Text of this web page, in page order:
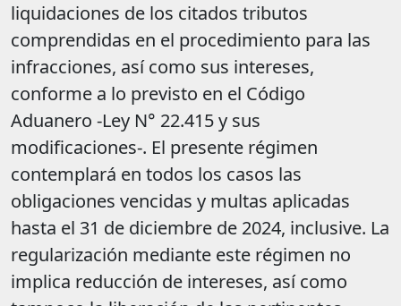
liquidaciones de los citados tributos
comprendidas en el procedimiento para las
infracciones, así como sus intereses,
conforme a lo previsto en el Código
Aduanero -Ley N° 22.415 y sus
modificaciones-. El presente régimen
contemplará en todos los casos las
obligaciones vencidas y multas aplicadas
hasta el 31 de diciembre de 2024, inclusive. La
regularización mediante este régimen no
implica reducción de intereses, así como